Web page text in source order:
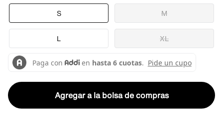
S M
L XL
Agregar a la bolsa de compras